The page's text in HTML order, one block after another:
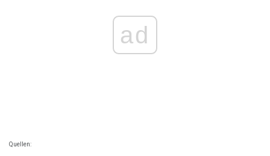
ad
Quellen: